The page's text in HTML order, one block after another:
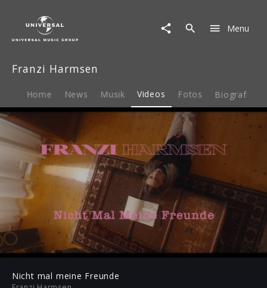
Harmsen
Video
Nicht
Freunde
Menu
Franzi Harmsen
Home News Musik Videos Fotos Biografie
Play
-02:16
Mute
Play
Nicht mal meine Freunde